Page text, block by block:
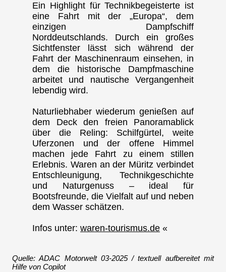
Ein Highlight für Technikbegeisterte ist
eine Fahrt mit der „Europa“, dem
einzigen Dampfschiff
Norddeutschlands. Durch ein großes
Sichtfenster lässt sich während der
Fahrt der Maschinenraum einsehen, in
dem die historische Dampfmaschine
arbeitet und nautische Vergangenheit
lebendig wird.
Naturliebhaber wiederum genießen auf
dem Deck den freien Panoramablick
über die Reling: Schilfgürtel, weite
Uferzonen und der offene Himmel
machen jede Fahrt zu einem stillen
Erlebnis. Waren an der Müritz verbindet
Entschleunigung, Technikgeschichte
und Naturgenuss – ideal für
Bootsfreunde, die Vielfalt auf und neben
dem Wasser schätzen.
Infos unter: waren-tourismus.de «
Quelle: ADAC Motorwelt 03-2025 / textuell aufbereitet mit
Hilfe von Copilot